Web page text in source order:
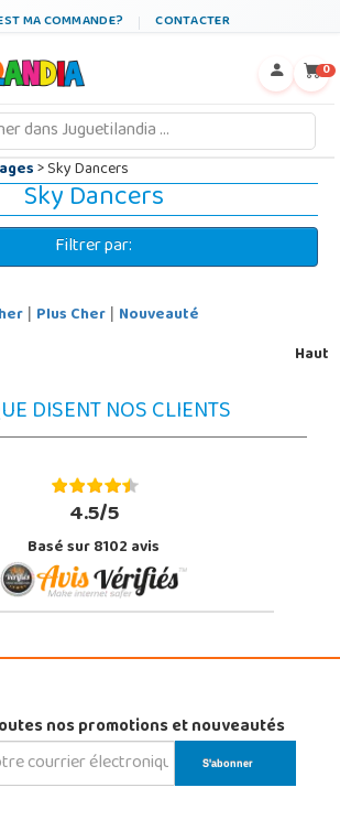
MA COMMANDE? CONTACTER
0
> Sky Dancers
Sky Dancers
Filtrer par:
| Plus Cher | Nouveauté
Haut
DISENT NOS CLIENTS
4.5/5
Basé sur 8102 avis
nos promotions et nouveautés